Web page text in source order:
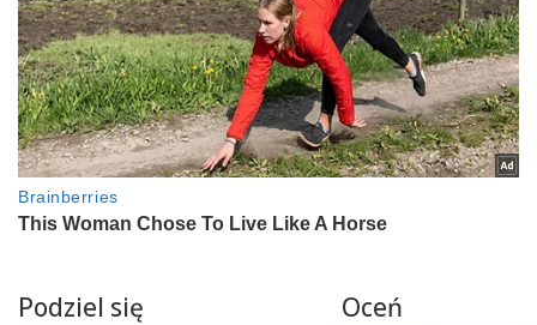
Podziel się Oceń